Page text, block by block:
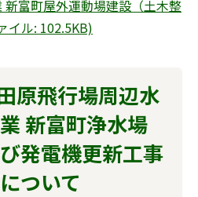
新富町屋外運動場建設（土木整
イル: 102.5KB)
原飛行場周辺水
新富町浄水場
発電機更新工事
ついて